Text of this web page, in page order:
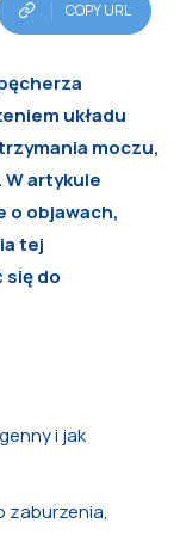
COPY URL
układu
moczu,
artykule
o objawach,
tej
się do
i jak
zaburzenia,